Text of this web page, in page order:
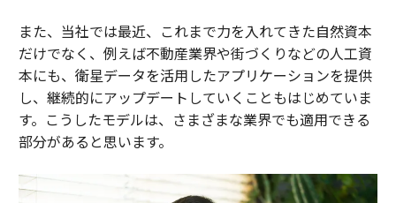
また、当社では最近、これまで力を入れてきた自然資本
だけでなく、例えば不動産業界や街づくりなどの人工資
本にも、衛星データを活用したアプリケーションを提供
し、継続的にアップデートしていくこともはじめていま
す。こうしたモデルは、さまざまな業界でも適用できる
部分があると思います。